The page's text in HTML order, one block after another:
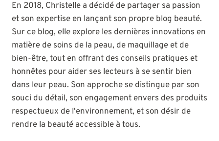
En 2018, Christelle a décidé de partager sa passion
et son expertise en lançant son propre blog beauté.
Sur ce blog, elle explore les dernières innovations en
matière de soins de la peau, de maquillage et de
bien-être, tout en offrant des conseils pratiques et
honnêtes pour aider ses lecteurs à se sentir bien
dans leur peau. Son approche se distingue par son
souci du détail, son engagement envers des produits
respectueux de l'environnement, et son désir de
rendre la beauté accessible à tous.